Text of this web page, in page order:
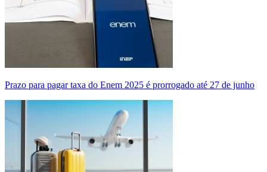
Prazo para pagar taxa do Enem 2025 é prorrogado até 27 de junho